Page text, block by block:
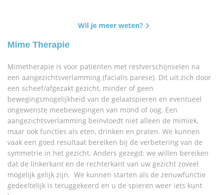
Wil je meer weten?
Mime Therapie
Mimetherapie is voor patiënten met restverschijnselen na
een aangezichtsverlamming (facialis parese). Dit uit zich door
een scheef/afgezakt gezicht, minder of geen
bewegingsmogelijkheid van de gelaatspieren en eventueel
ongewenste meebewegingen van mond of oog. Een
aangezichtsverlamming beïnvloedt niet alleen de mimiek,
maar ook functies als eten, drinken en praten. We kunnen
vaak een goed resultaat bereiken bij de verbetering van de
symmetrie in het gezicht. Anders gezegd: we willen bereiken
dat de linkerkant en de rechterkant van uw gezicht zoveel
mogelijk gelijk zijn. We kunnen starten als de zenuwfunctie
gedeeltelijk is teruggekeerd en u de spieren weer iets kunt